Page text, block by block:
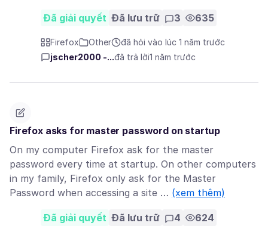
Đã giải quyết Đã lưu trữ 3 635
Firefox Other
đã hỏi vào lúc 1 năm trước
jscher2000 -...đã trả lời1 năm trước
Firefox asks for master password on startup
On my computer Firefox ask for the master
password every time at startup. On other computers
in my family, Firefox only ask for the Master
Password when accessing a site … (xem thêm)
Đã giải quyết Đã lưu trữ 4 624